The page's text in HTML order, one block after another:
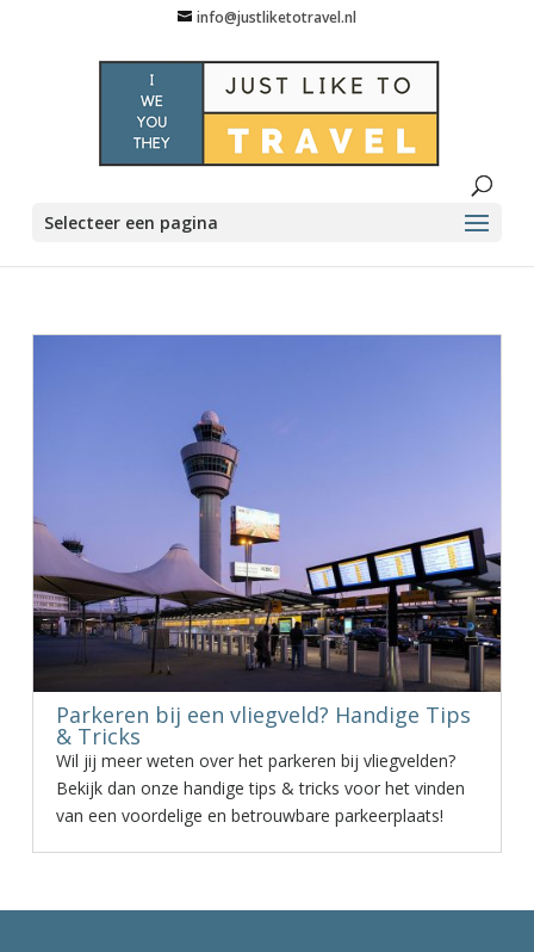
info@justliketotravel.nl
Selecteer een pagina
Parkeren bij een vliegveld? Handige Tips
& Tricks
Wil jij meer weten over het parkeren bij vliegvelden?
Bekijk dan onze handige tips & tricks voor het vinden
van een voordelige en betrouwbare parkeerplaats!